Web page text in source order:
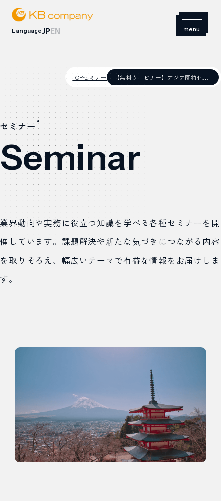
LanguageJPEN
TOPセミナー 【無料ウェビナー】アジア圏特化型インバウンド対策セミナー【先着20名まで】
セミナー
Seminar
業界動向や実務に役立つ知識を学べる各種セミナーを開
催しています。課題解決や新たな気づきにつながる内容
を取りそろえ、幅広いテーマで有益な情報をお届けしま
す。